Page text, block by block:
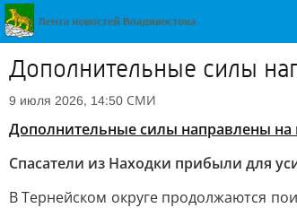
Дополнительные силы
9 июля 2026, 14:50 СМИ
Дополнительные силы направлены
Спасатели из Находки прибыли для
В Тернейском округе продолжаются